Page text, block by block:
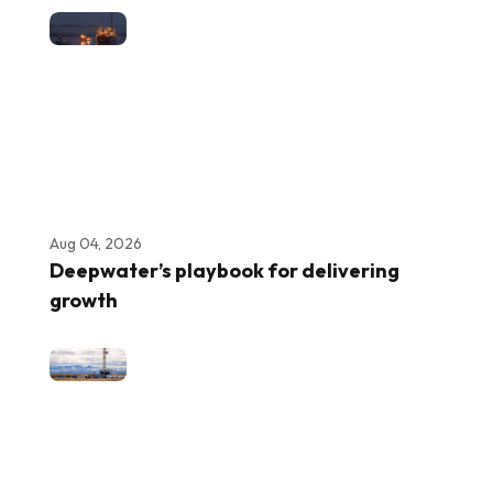
Aug 04, 2026
Deepwater’s playbook for delivering
growth